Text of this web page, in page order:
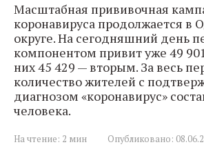
Масштабная прививочная
коронавируса продолжается в
округе. На сегодняшний день
компонентом привит уже 49
них 45 429 — вторым. За весь
количество жителей с
диагнозом «коронавирус»
человека.
На чтение: 2 мин Опубликовано: